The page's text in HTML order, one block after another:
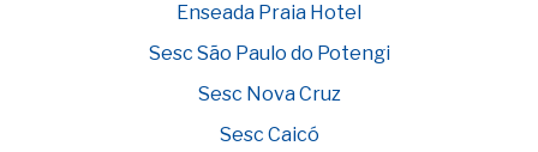
Enseada Praia Hotel
Sesc São Paulo do Potengi
Sesc Nova Cruz
Sesc Caicó